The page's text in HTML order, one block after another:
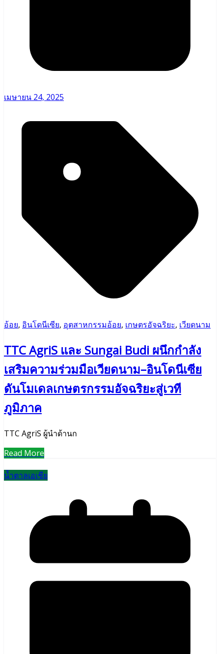
เมษายน 24, 2025
อ้อย, อินโดนีเซีย, อุตสาหกรรมอ้อย, เกษตรอัจฉริยะ, เวียดนาม
TTC AgriS และ Sungai Budi ผนึกกำลัง
เสริมความร่วมมือเวียดนาม–อินโดนีเซีย
ดันโมเดลเกษตรกรรมอัจฉริยะสู่เวที
ภูมิภาค
TTC AgriS ผู้นำด้านก
Read More
น้ำตาลเอเชีย